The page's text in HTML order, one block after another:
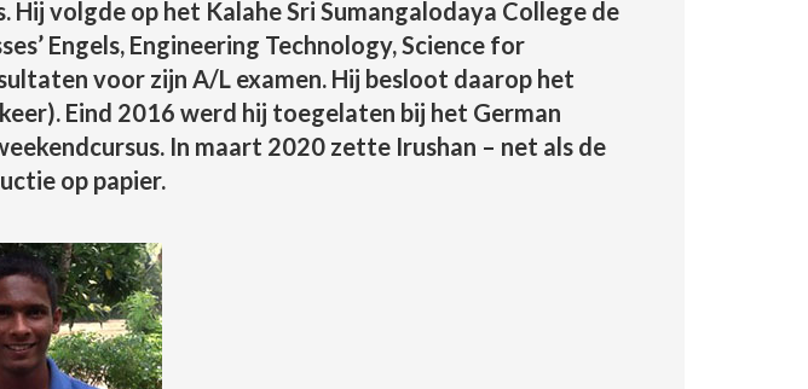
volgde op het Kalahe Sri Sumangalodaya College de
Engels, Engineering Technology, Science for
voor zijn A/L examen. Hij besloot daarop het
Eind 2016 werd hij toegelaten bij het German
In maart 2020 zette Irushan – net als de
op papier.